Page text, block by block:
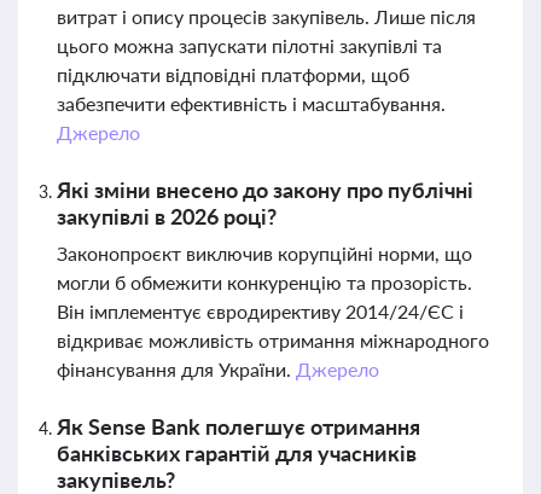
витрат і опису процесів закупівель. Лише після
цього можна запускати пілотні закупівлі та
підключати відповідні платформи, щоб
забезпечити ефективність і масштабування.
Джерело
Які зміни внесено до закону про публічні
закупівлі в 2026 році?
Законопроєкт виключив корупційні норми, що
могли б обмежити конкуренцію та прозорість.
Він імплементує євродирективу 2014/24/ЄС і
відкриває можливість отримання міжнародного
фінансування для України. Джерело
Як Sense Bank полегшує отримання
банківських гарантій для учасників
закупівель?